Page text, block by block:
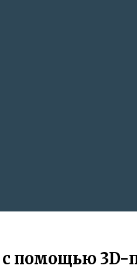
с помощью 3D-